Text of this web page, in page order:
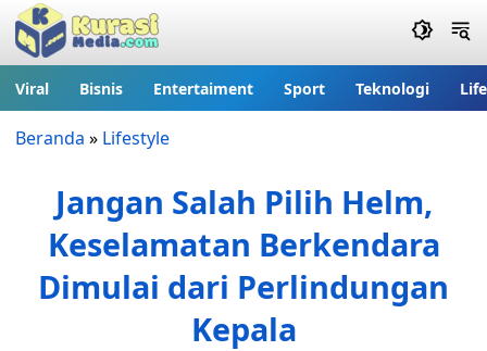
Viral Bisnis Entertaiment Sport Teknologi
Beranda » Lifestyle
Jangan Salah Pilih Helm,
Keselamatan Berkendara
Dimulai dari Perlindungan
Kepala